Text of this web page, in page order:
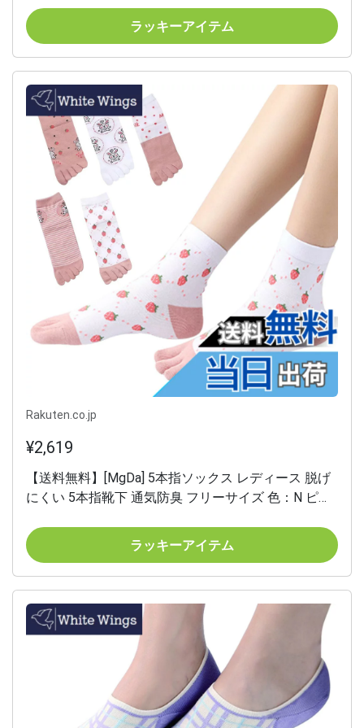
ラッキーアイテム
Rakuten.co.jp
¥2,619
【送料無料】[MgDa] 5本指ソックス レディース 脱げ
にくい 5本指靴下 通気防臭 フリーサイズ 色：N ピン
ラッキーアイテム